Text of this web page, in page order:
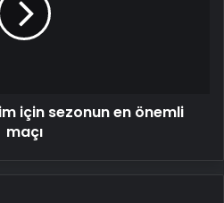
için sezonun en önemli
maçı